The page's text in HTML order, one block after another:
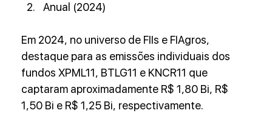
Anual (2024)
Em 2024, no universo de FIIs e FIAgros,
destaque para as emissões individuais dos
fundos XPML11, BTLG11 e KNCR11 que
captaram aproximadamente R$ 1,80 Bi, R$
1,50 Bi e R$ 1,25 Bi, respectivamente.